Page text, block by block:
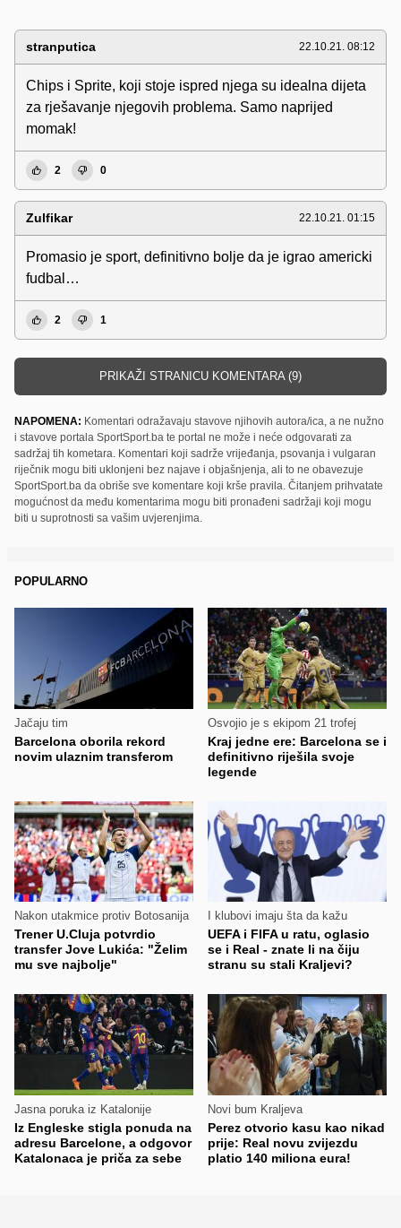
stranputica 22.10.21. 08:12
Chips i Sprite, koji stoje ispred njega su idealna dijeta
za rješavanje njegovih problema. Samo naprijed
momak!
2 0
Zulfikar 22.10.21. 01:15
Promasio je sport, definitivno bolje da je igrao americki
fudbal…
2 1
PRIKAŽI STRANICU KOMENTARA (9)
NAPOMENA: Komentari odražavaju stavove njihovih autora/ica, a ne nužno
i stavove portala SportSport.ba te portal ne može i neće odgovarati za
sadržaj tih kometara. Komentari koji sadrže vrijeđanja, psovanja i vulgaran
riječnik mogu biti uklonjeni bez najave i objašnjenja, ali to ne obavezuje
SportSport.ba da obriše sve komentare koji krše pravila. Čitanjem prihvatate
mogućnost da među komentarima mogu biti pronađeni sadržaji koji mogu
biti u suprotnosti sa vašim uvjerenjima.
POPULARNO
Jačaju tim
Barcelona oborila rekord
novim ulaznim transferom
Osvojio je s ekipom 21 trofej
Kraj jedne ere: Barcelona se i
definitivno riješila svoje
legende
Nakon utakmice protiv Botosanija
Trener U.Cluja potvrdio
transfer Jove Lukića: "Želim
mu sve najbolje"
I klubovi imaju šta da kažu
UEFA i FIFA u ratu, oglasio
se i Real - znate li na čiju
stranu su stali Kraljevi?
Jasna poruka iz Katalonije
Iz Engleske stigla ponuda na
adresu Barcelone, a odgovor
Katalonaca je priča za sebe
Novi bum Kraljeva
Perez otvorio kasu kao nikad
prije: Real novu zvijezdu
platio 140 miliona eura!